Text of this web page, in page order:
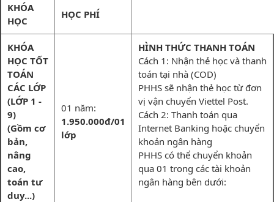
KHÓA
HỌC
HỌC PHÍ
KHÓA
HỌC TỐT
TOÁN
CÁC LỚP
(LỚP 1 -
9)
(Gồm cơ
bản,
nâng
cao,
toán tư
duy...)
01 năm:
1.950.000đ/01
lớp
HÌNH THỨC THANH TOÁN
Cách 1: Nhận thẻ học và thanh
toán tại nhà (COD)
PHHS sẽ nhận thẻ học từ đơn
vị vận chuyển Viettel Post.
Cách 2: Thanh toán qua
Internet Banking hoặc chuyển
khoản ngân hàng
PHHS có thể chuyển khoản
qua 01 trong các tài khoản
ngân hàng bên dưới: